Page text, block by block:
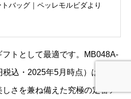
バッグ｜ペッレモルビダより
トとして最適です。MB048A-
込・2025年5月時点）は、使
さを兼ね備えた究極の定番ア